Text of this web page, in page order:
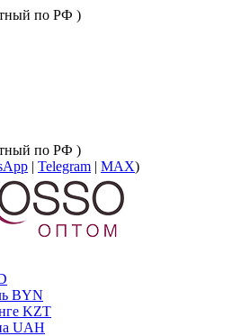
по РФ )
по РФ )
| Telegram | MAX)
BYN
KZT
UAH